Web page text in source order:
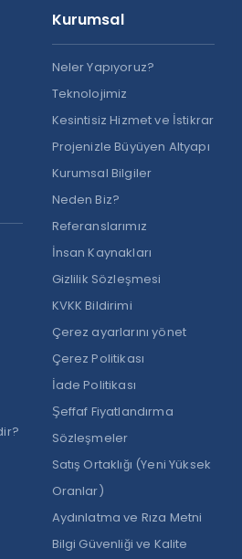
Kurumsal
Neler Yapıyoruz?
Teknolojimiz
Kesintisiz Hizmet ve İstikrar
Projenizle Büyüyen Altyapı
Kurumsal Bilgiler
Neden Biz?
Referanslarımız
İnsan Kaynakları
Gizlilik Sözleşmesi
KVKK Bildirimi
Çerez ayarlarını yönet
Çerez Politikası
İade Politikası
Şeffaf Fiyatlandırma
Sözleşmeler
Satış Ortaklığı (Yeni Yüksek
Oranlar)
Aydınlatma ve Rıza Metni
Bilgi Güvenliği ve Kalite